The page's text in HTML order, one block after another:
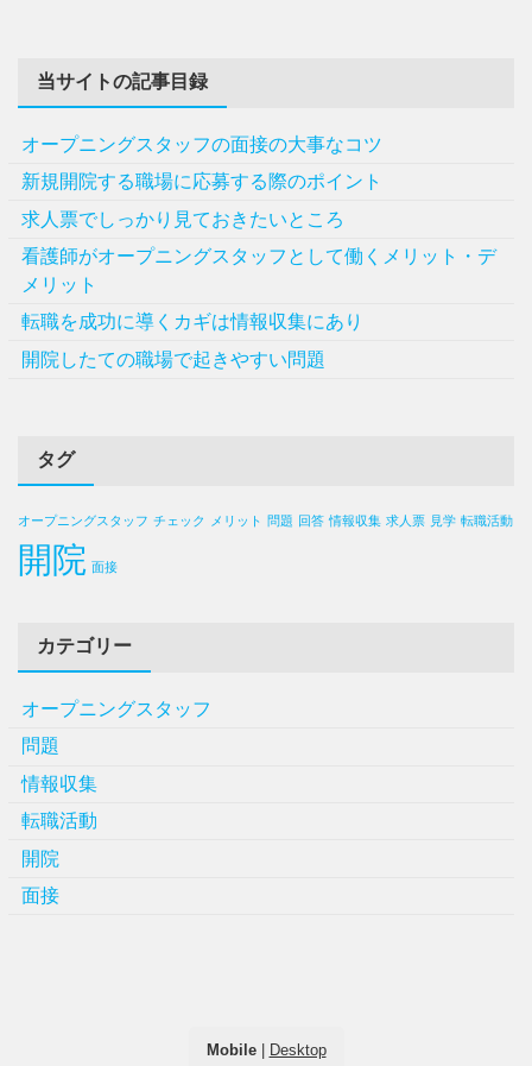
当サイトの記事目録
オープニングスタッフの面接の大事なコツ
新規開院する職場に応募する際のポイント
求人票でしっかり見ておきたいところ
看護師がオープニングスタッフとして働くメリット・デ
メリット
転職を成功に導くカギは情報収集にあり
開院したての職場で起きやすい問題
タグ
オープニングスタッフ チェック メリット 問題 回答 情報収集 求人票 見学 転職活動
開院 面接
カテゴリー
オープニングスタッフ
問題
情報収集
転職活動
開院
面接
Mobile| Desktop